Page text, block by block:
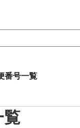
番号一覧
覧